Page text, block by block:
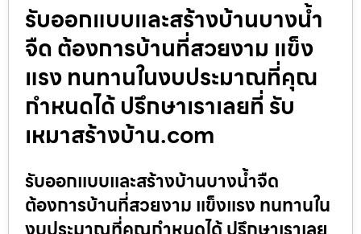
รับออกแบบและสร้างบ้านบางน้ำ
จืด ต้องการบ้านที่สวยงาม แข็ง
แรง ทนทานในงบประมาณที่คุณ
กำหนดได้ ปรึกษาเราเลยที่ รับ
เหมาสร้างบ้าน.com
รับออกแบบและสร้างบ้านบางน้ำจืด
ต้องการบ้านที่สวยงาม แข็งแรง ทนทานใน